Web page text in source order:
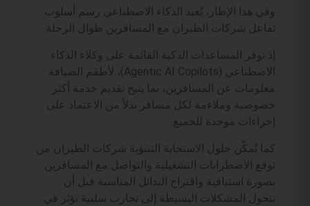
وفي هذا الإطار، يُعيد الذكاء الاصطناعي رسم أسلوب
تفاعل شركات الطيران مع المسافرين طوال الرحلة.
إذ توفر المساعدات الذكية القائمة على وكلاء الذكاء
الاصطناعي (Agentic AI Copilots)، لأطقم الضيافة
معلومات عن المسافرين، بما يتيح تقديم خدمة أكثر
خصوصية وملاءمة لكل مسافر بدلاً من الاعتماد على
إجراءات موحدة للجميع.
كما تُمكّن حلول الاستجابة التنبؤية شركات الطيران من
توقع الاضطرابات التشغيلية والتواصل مع المسافرين
بصورة استباقية واقتراح البدائل المناسبة قبل أن
تتحول المشكلات البسيطة إلى تجارب سلبية تؤثر في